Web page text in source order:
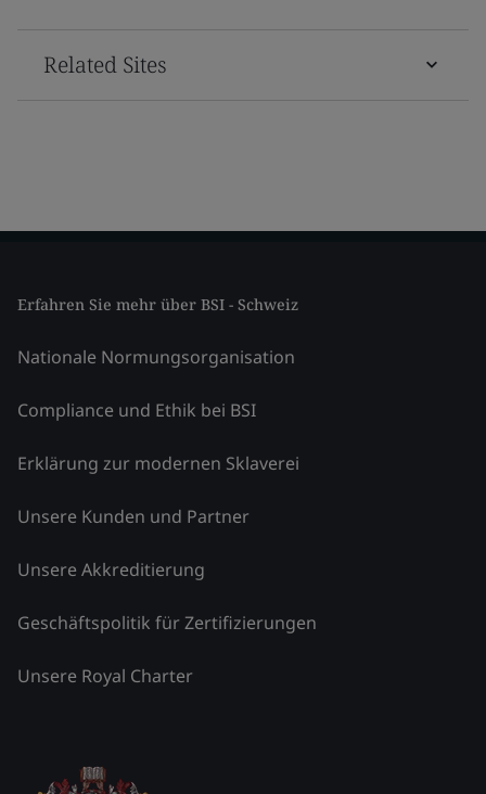
Related Sites
Erfahren Sie mehr über BSI - Schweiz
Nationale Normungsorganisation
Compliance und Ethik bei BSI
Erklärung zur modernen Sklaverei
Unsere Kunden und Partner
Unsere Akkreditierung
Geschäftspolitik für Zertifizierungen
Unsere Royal Charter